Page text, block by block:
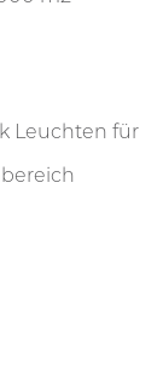
Leuchten für